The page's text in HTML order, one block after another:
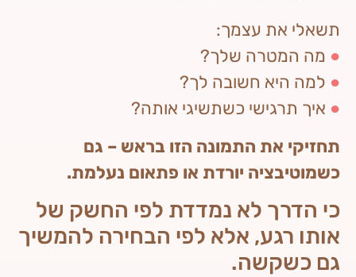
תשאלי את עצמך:
● מה המטרה שלך?
● למה היא חשובה לך?
● איך תרגישי כשתשיגי אותה?
תחזיקי את התמונה הזו בראש – גם
כשמוטיבציה יורדת או פתאום נעלמת.
כי הדרך לא נמדדת לפי החשק של
אותו רגע, אלא לפי הבחירה להמשיך
גם כשקשה.